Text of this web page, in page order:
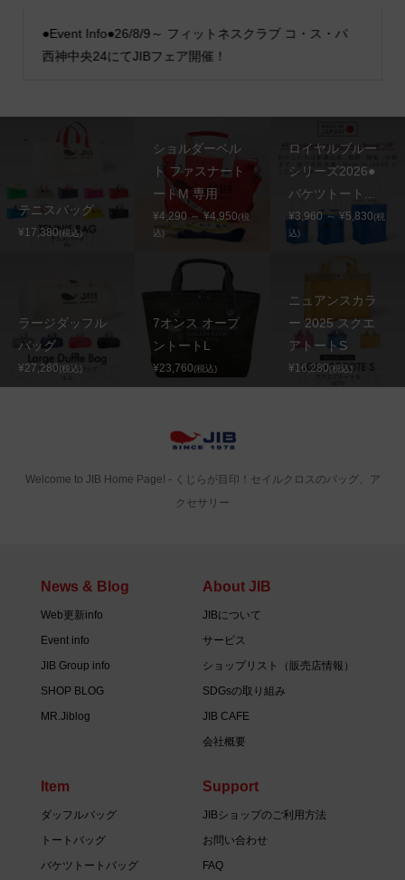
●Event Info●26/8/9～ フィットネスクラブ コ・ス・パ
西神中央24にてJIBフェア開催！
テニスバッグ
¥17,380(税込)
ショルダーベル
ト ファスナート
ートM 専用
¥4,290 ～ ¥4,950(税
込)
ロイヤルブルー
シリーズ2026●
バケツトート...
¥3,960 ～ ¥5,830(税
込)
ラージダッフル
バッグ
¥27,280(税込)
7オンス オープ
ントートL
¥23,760(税込)
ニュアンスカラ
ー 2025 スクエ
アトートS
¥16,280(税込)
Welcome to JIB Home Page! ‐ くじらが目印！セイルクロスのバッグ、ア
クセサリー
News & Blog
Web更新info
Event info
JIB Group info
SHOP BLOG
MR.Jiblog
About JIB
JIBについて
サービス
ショップリスト（販売店情報）
SDGsの取り組み
JIB CAFE
会社概要
Item
ダッフルバッグ
トートバッグ
バケツトートバッグ
Support
JIBショップのご利用方法
お問い合わせ
FAQ